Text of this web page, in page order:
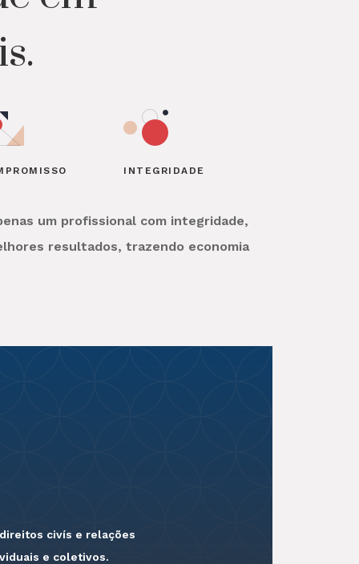
INTEGRIDADE
um profissional com integridade,
resultados, trazendo economia
civís e relações
e coletivos.